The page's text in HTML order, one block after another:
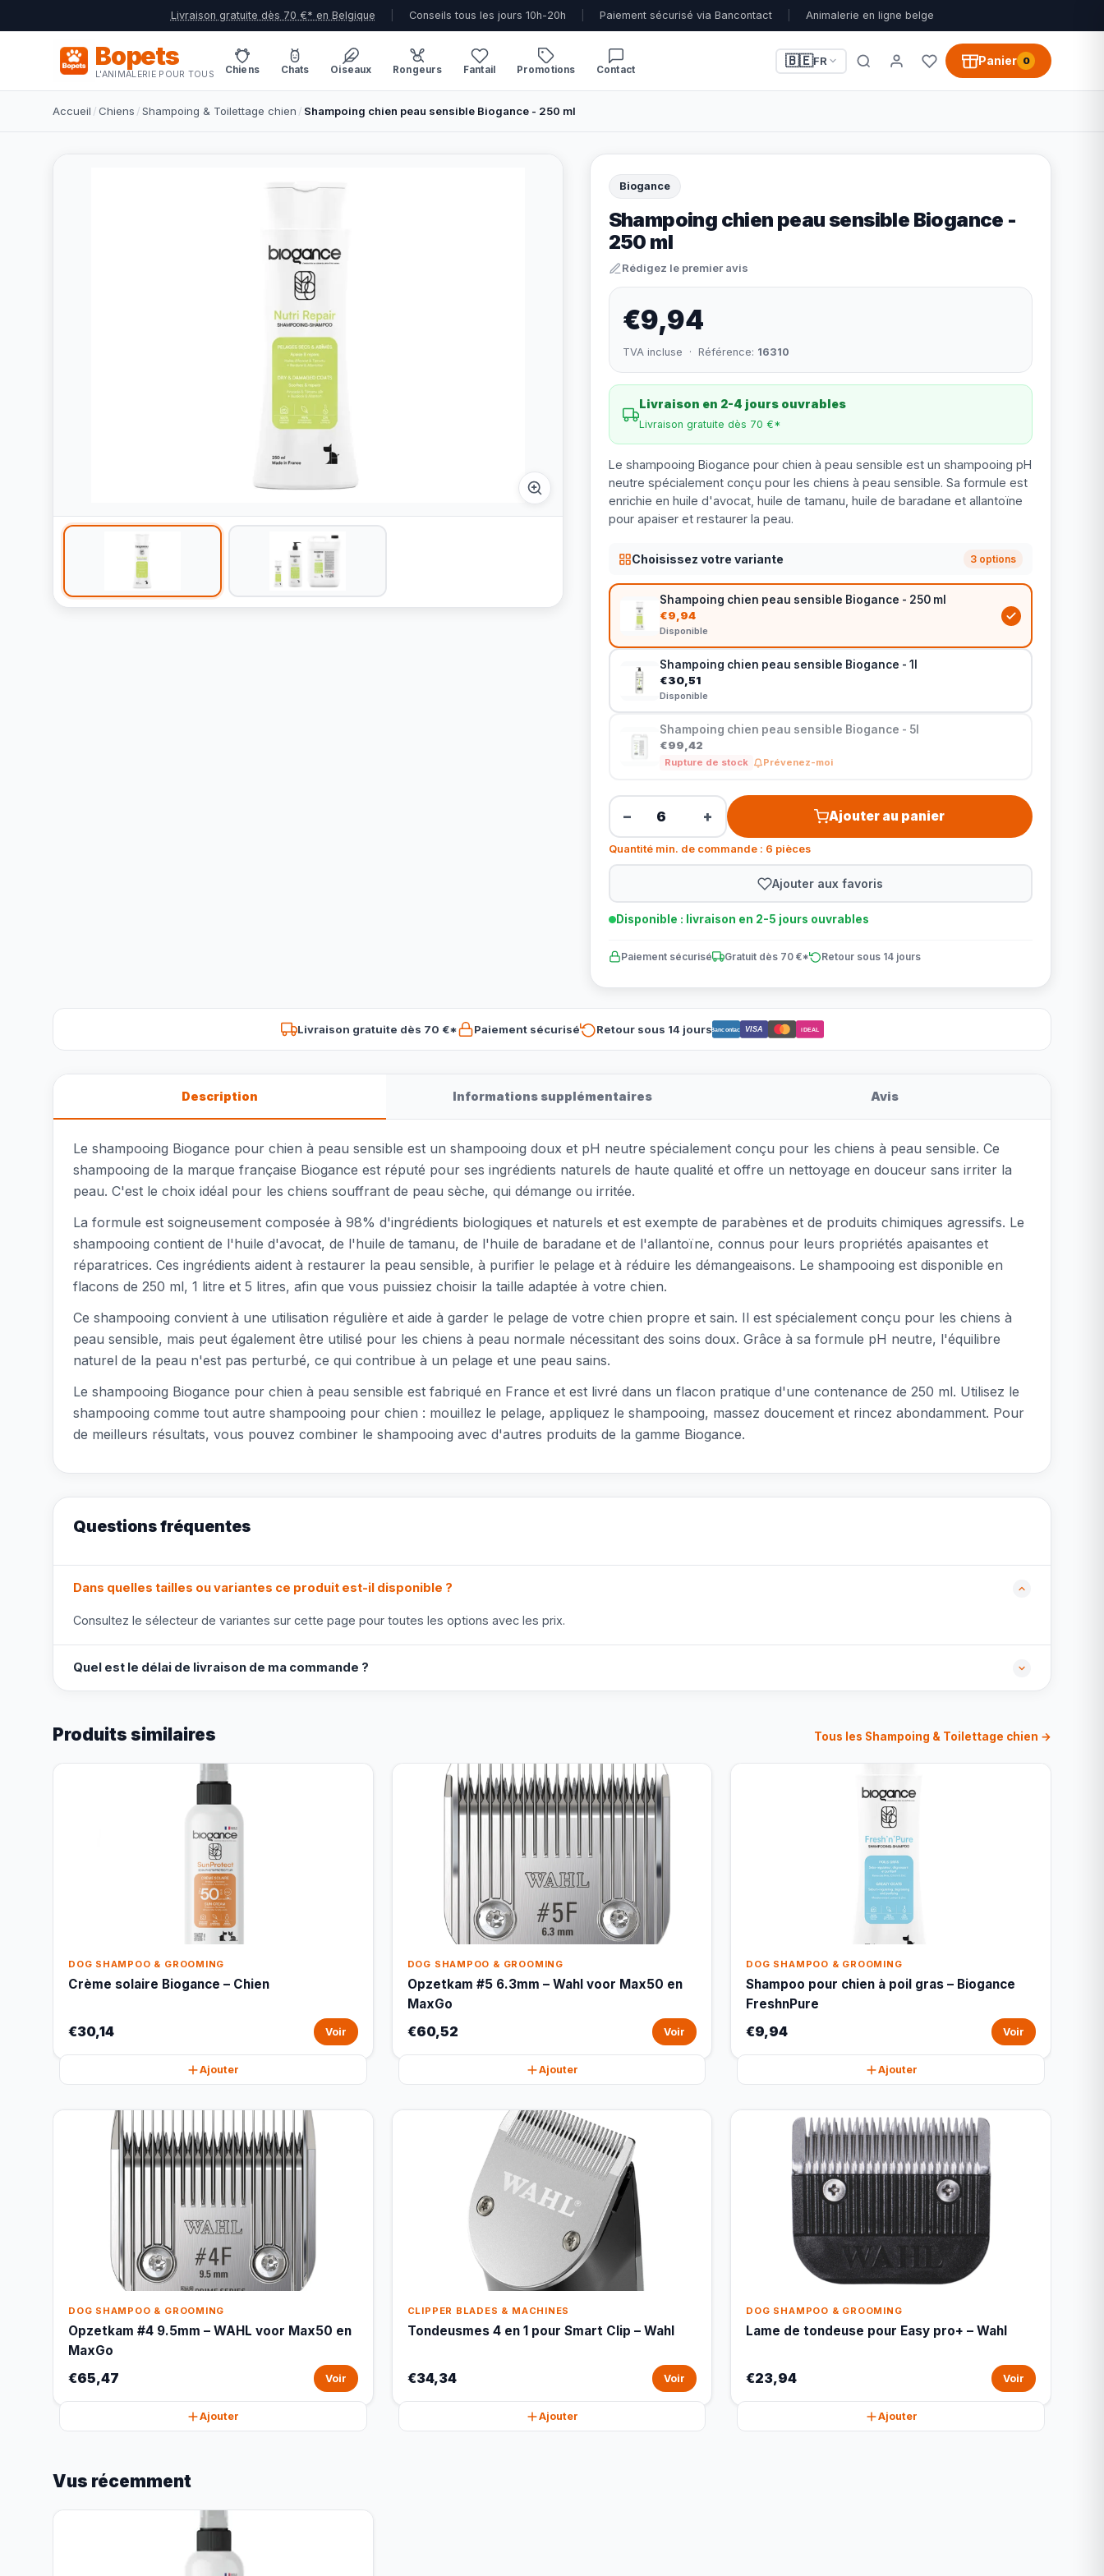
Livraison gratuite dès 70 €* en Belgique Conseils tous les jours 10h-20h Paiement sécurisé via Bancontact Animalerie en ligne belge
Bopets
L'ANIMALERIE POUR TOUS Chiens Chats Oiseaux Rongeurs Fantail Promotions Contact
🇧🇪FR Panier 0
Accueil /Chiens /Shampoing & Toilettage chien / Shampoing chien peau sensible Biogance - 250 ml
Biogance
Shampoing chien peau sensible Biogance -
250 ml
Rédigez le premier avis
€9,94
TVA incluse · Référence: 16310
Livraison en 2-4 jours ouvrables
Livraison gratuite dès 70 €*
Le shampooing Biogance pour chien à peau sensible est un shampooing pH
neutre spécialement conçu pour les chiens à peau sensible. Sa formule est
enrichie en huile d'avocat, huile de tamanu, huile de baradane et allantoïne
pour apaiser et restaurer la peau.
Choisissez votre variante 3 options
Shampoing chien peau sensible Biogance - 250 ml
€9,94
Disponible
Shampoing chien peau sensible Biogance - 1l
€30,51
Disponible
Shampoing chien peau sensible Biogance - 5l
€99,42
Rupture de stock Prévenez-moi
− + Ajouter au panier
Quantité min. de commande : 6 pièces
Ajouter aux favoris
Disponible : livraison en 2-5 jours ouvrables
Paiement sécurisé Gratuit dès 70 €* Retour sous 14 jours
Livraison gratuite dès 70 €* Paiement sécurisé Retour sous 14 joursBancontact VISA iDEAL
Description Informations supplémentaires Avis
Le shampooing Biogance pour chien à peau sensible est un shampooing doux et pH neutre spécialement conçu pour les chiens à peau sensible. Ce
shampooing de la marque française Biogance est réputé pour ses ingrédients naturels de haute qualité et offre un nettoyage en douceur sans irriter la
peau. C'est le choix idéal pour les chiens souffrant de peau sèche, qui démange ou irritée.
La formule est soigneusement composée à 98% d'ingrédients biologiques et naturels et est exempte de parabènes et de produits chimiques agressifs. Le
shampooing contient de l'huile d'avocat, de l'huile de tamanu, de l'huile de baradane et de l'allantoïne, connus pour leurs propriétés apaisantes et
réparatrices. Ces ingrédients aident à restaurer la peau sensible, à purifier le pelage et à réduire les démangeaisons. Le shampooing est disponible en
flacons de 250 ml, 1 litre et 5 litres, afin que vous puissiez choisir la taille adaptée à votre chien.
Ce shampooing convient à une utilisation régulière et aide à garder le pelage de votre chien propre et sain. Il est spécialement conçu pour les chiens à
peau sensible, mais peut également être utilisé pour les chiens à peau normale nécessitant des soins doux. Grâce à sa formule pH neutre, l'équilibre
naturel de la peau n'est pas perturbé, ce qui contribue à un pelage et une peau sains.
Le shampooing Biogance pour chien à peau sensible est fabriqué en France et est livré dans un flacon pratique d'une contenance de 250 ml. Utilisez le
shampooing comme tout autre shampooing pour chien : mouillez le pelage, appliquez le shampooing, massez doucement et rincez abondamment. Pour
de meilleurs résultats, vous pouvez combiner le shampooing avec d'autres produits de la gamme Biogance.
Questions fréquentes
Dans quelles tailles ou variantes ce produit est-il disponible ?
Consultez le sélecteur de variantes sur cette page pour toutes les options avec les prix.
Quel est le délai de livraison de ma commande ?
Produits similaires Tous les Shampoing & Toilettage chien →
DOG SHAMPOO & GROOMING
Crème solaire Biogance – Chien
€30,14 Voir
Ajouter
DOG SHAMPOO & GROOMING
Opzetkam #5 6.3mm – Wahl voor Max50 en
MaxGo
€60,52 Voir
Ajouter
DOG SHAMPOO & GROOMING
Shampoo pour chien à poil gras – Biogance
FreshnPure
€9,94 Voir
Ajouter
DOG SHAMPOO & GROOMING
Opzetkam #4 9.5mm – WAHL voor Max50 en
MaxGo
€65,47 Voir
Ajouter
CLIPPER BLADES & MACHINES
Tondeusmes 4 en 1 pour Smart Clip – Wahl
€34,34 Voir
Ajouter
DOG SHAMPOO & GROOMING
Lame de tondeuse pour Easy pro+ – Wahl
€23,94 Voir
Ajouter
Vus récemment